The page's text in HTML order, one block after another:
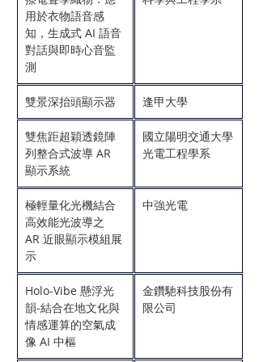
用於衣物語音感
知，生成式 AI 語音
對話與即時心音監
測
雙景深抬頭顯示器 逢甲大學
雙焦距超穎透鏡陣
列整合式波導 AR
顯示系統
國立陽明交通大學
光電工程學系
極輕量化光機結合
高效能光波導之
AR 近眼顯示模組展
示
中強光電
Holo-Vibe 懸浮光
韻-結合在地文化與
情感運算的空氣成
像 AI 中樞
金鑽馳科技股份有
限公司